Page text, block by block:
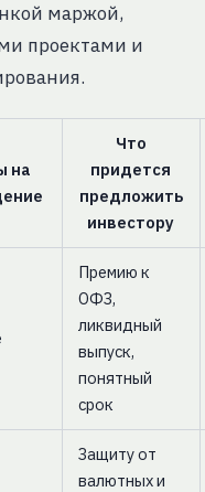
маржой,
проектами и
на
Что
придется
предложить
инвестору
Премию к
ОФЗ,
ликвидный
выпуск,
понятный
срок
Защиту от
валютных и